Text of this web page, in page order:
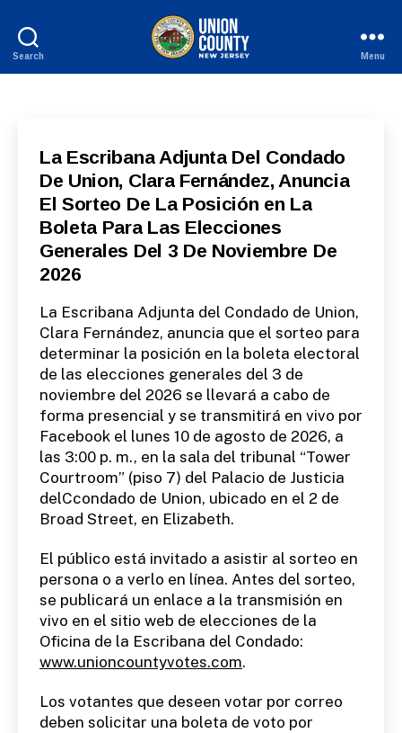
Search
County
Union,
New
Jersey
Menu
Categories
S
P
A
I
S
H
-
R
E
A
S
E
S
La Escribana Adjunta Del Condado
De Union, Clara Fernández, Anuncia
El Sorteo De La Posición en La
Boleta Para Las Elecciones
Generales Del 3 De Noviembre De
2026
La Escribana Adjunta del Condado de Union,
Clara Fernández, anuncia que el sorteo para
determinar la posición en la boleta electoral
de las elecciones generales del 3 de
noviembre del 2026 se llevará a cabo de
forma presencial y se transmitirá en vivo por
Facebook el lunes 10 de agosto de 2026, a
las 3:00 p. m., en la sala del tribunal “Tower
Courtroom” (piso 7) del Palacio de Justicia
delCcondado de Union, ubicado en el 2 de
Broad Street, en Elizabeth.
El público está invitado a asistir al sorteo en
persona o a verlo en línea. Antes del sorteo,
se publicará un enlace a la transmisión en
vivo en el sitio web de elecciones de la
Oficina de la Escribana del Condado:
www.unioncountyvotes.com.
Los votantes que deseen votar por correo
deben solicitar una boleta de voto por